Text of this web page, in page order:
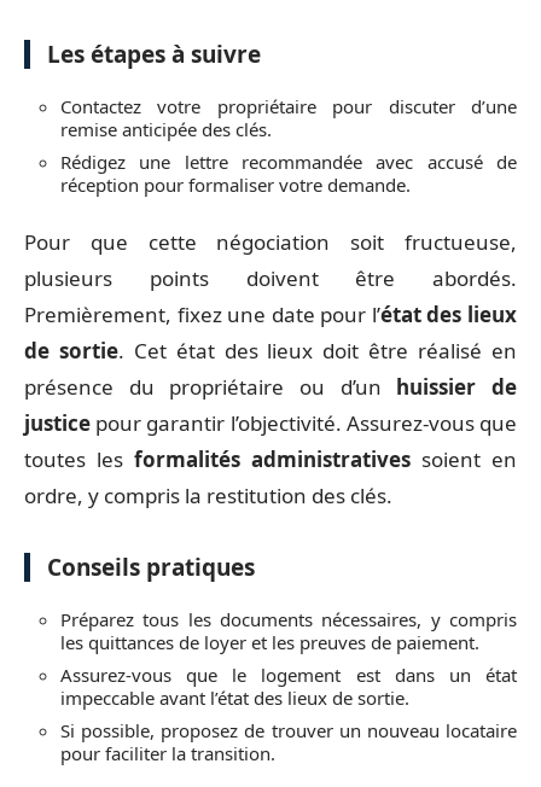
Les étapes à suivre
Contactez votre propriétaire pour discuter d’une
remise anticipée des clés.
Rédigez une lettre recommandée avec accusé de
réception pour formaliser votre demande.
Pour que cette négociation soit fructueuse,
plusieurs points doivent être abordés.
Premièrement, fixez une date pour l’état des lieux
de sortie. Cet état des lieux doit être réalisé en
présence du propriétaire ou d’un huissier de
justice pour garantir l’objectivité. Assurez-vous que
toutes les formalités administratives soient en
ordre, y compris la restitution des clés.
Conseils pratiques
Préparez tous les documents nécessaires, y compris
les quittances de loyer et les preuves de paiement.
Assurez-vous que le logement est dans un état
impeccable avant l’état des lieux de sortie.
Si possible, proposez de trouver un nouveau locataire
pour faciliter la transition.